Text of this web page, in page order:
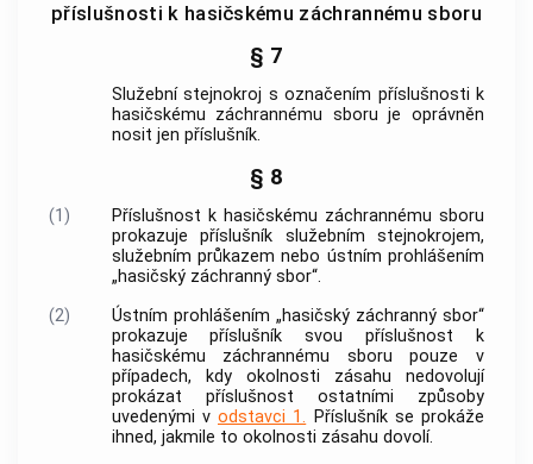
příslušnosti k hasičskému záchrannému sboru
§ 7
Služební stejnokroj s označením příslušnosti k
hasičskému záchrannému sboru je oprávněn
nosit jen příslušník.
§ 8
(1)
Příslušnost k hasičskému záchrannému sboru
prokazuje příslušník služebním stejnokrojem,
služebním průkazem nebo ústním prohlášením
„hasičský záchranný sbor“.
(2)
Ústním prohlášením „hasičský záchranný sbor“
prokazuje příslušník svou příslušnost k
hasičskému záchrannému sboru pouze v
případech, kdy okolnosti zásahu nedovolují
prokázat příslušnost ostatními způsoby
uvedenými v odstavci 1. Příslušník se prokáže
ihned, jakmile to okolnosti zásahu dovolí.